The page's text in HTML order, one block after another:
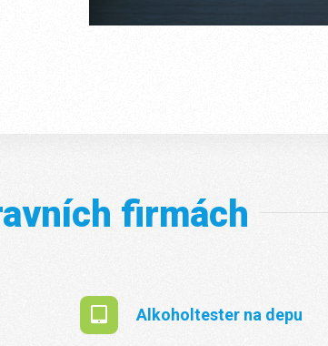
firmách
Alkoholtester na depu